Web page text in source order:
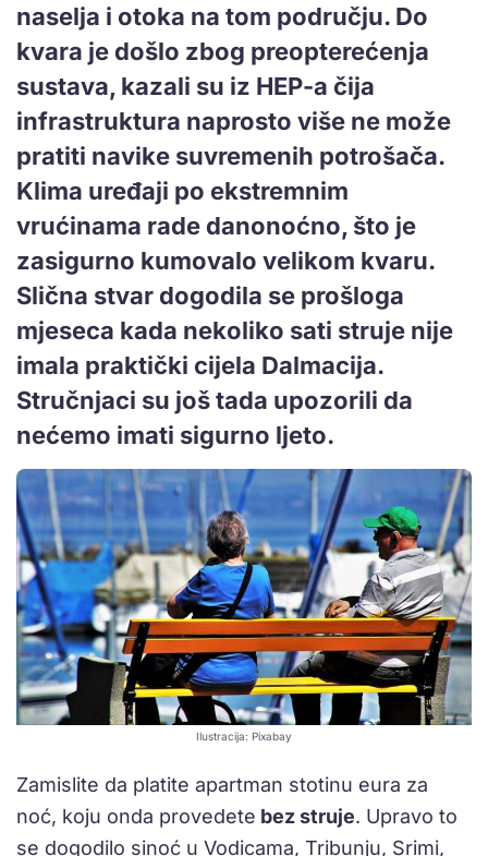
naselja i otoka na tom području. Do
kvara je došlo zbog preopterećenja
sustava, kazali su iz HEP-a čija
infrastruktura naprosto više ne može
pratiti navike suvremenih potrošača.
Klima uređaji po ekstremnim
vrućinama rade danonoćno, što je
zasigurno kumovalo velikom kvaru.
Slična stvar dogodila se prošloga
mjeseca kada nekoliko sati struje nije
imala praktički cijela Dalmacija.
Stručnjaci su još tada upozorili da
nećemo imati sigurno ljeto.
Ilustracija: Pixabay
Zamislite da platite apartman stotinu eura za
noć, koju onda provedete bez struje. Upravo to
se dogodilo sinoć u Vodicama, Tribunju, Srimi,